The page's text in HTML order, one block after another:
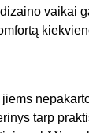
vaikai
tarp